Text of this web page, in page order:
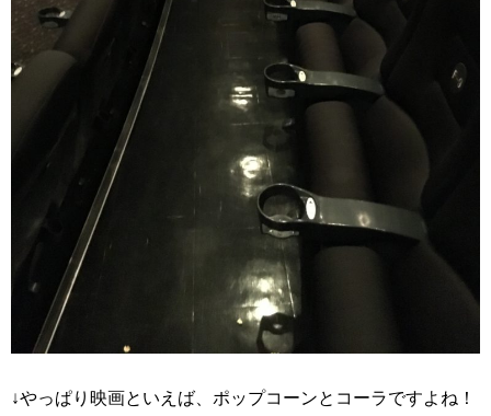
↓やっぱり映画といえば、ポップコーンとコーラですよね！